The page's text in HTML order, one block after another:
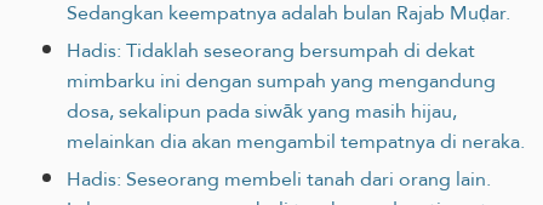
Sedangkan keempatnya adalah bulan Rajab Muḍar.
Hadis: Tidaklah seseorang bersumpah di dekat
mimbarku ini dengan sumpah yang mengandung
dosa, sekalipun pada siwāk yang masih hijau,
melainkan dia akan mengambil tempatnya di neraka.
Hadis: Seseorang membeli tanah dari orang lain.